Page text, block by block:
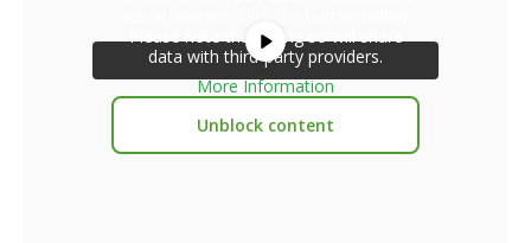
Please note that doing so will share
data with third-party providers.
More Information
Unblock content